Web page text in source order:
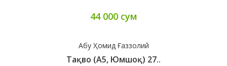
44 000 сум
Абу Ҳомид Ғаззолий
Тақво (А5, Юмшоқ) 27..